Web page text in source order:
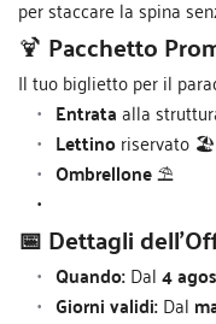
per staccare la spina
🍹 Pacchetto
Il tuo biglietto per il
Entrata alla
Lettino riservato 🏖️
Ombrellone ⛱️
📅 Dettagli
Quando: Dal 4
Giorni validi: Dal